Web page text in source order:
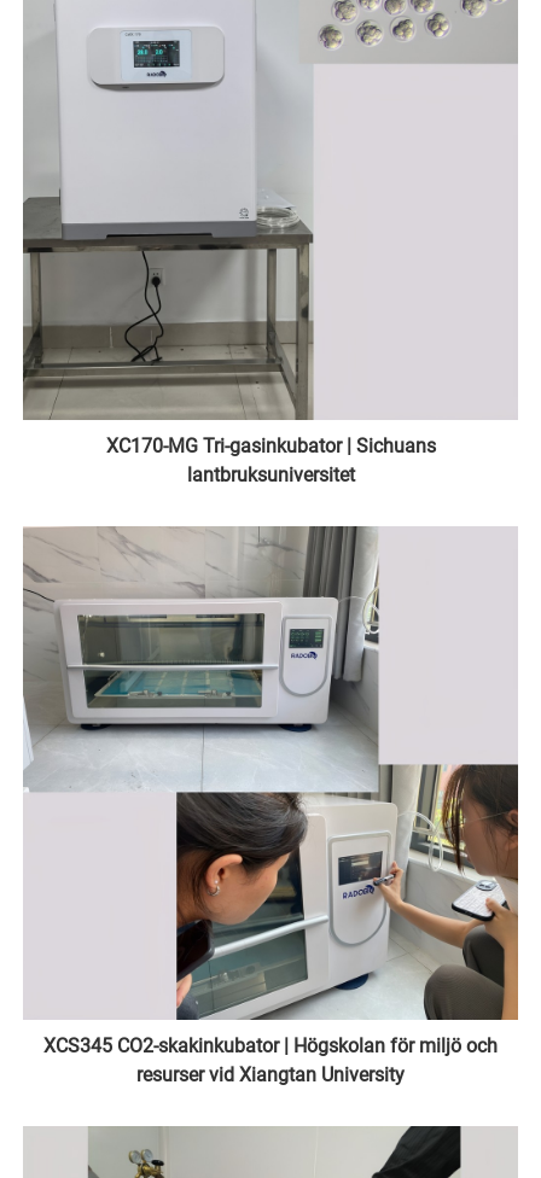
XC170-MG Tri-gasinkubator | Sichuans
lantbruksuniversitet
XCS345 CO2-skakinkubator | Högskolan för miljö och
resurser vid Xiangtan University